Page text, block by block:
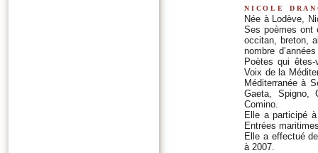
nicole
Née à Lodève,
Ses poèmes ont
occitan, breton,
nombre
Poètes qui
Voix de la
Méditerranée à
Gaeta, Spigno,
Comino.
Elle a participé
Entrées
Elle a effectué
à 2007.